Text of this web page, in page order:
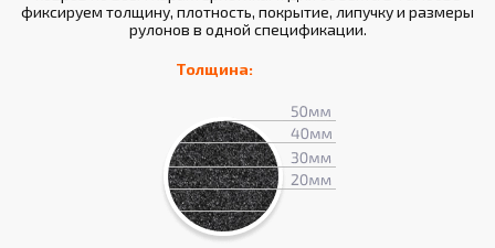
фиксируем толщину, плотность, покрытие, липучку и размеры
рулонов в одной спецификации.
Толщина: